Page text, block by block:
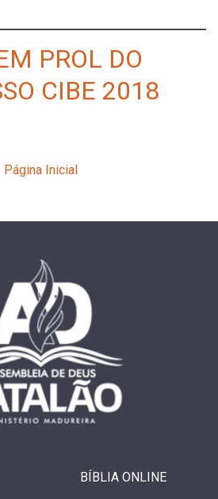
PROL DO
CIBE 2018
Página Inicial
BÍBLIA ONLINE